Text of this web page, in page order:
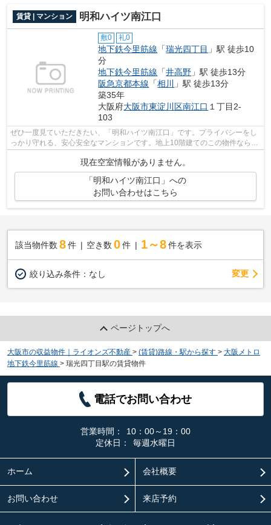
賃貸 | マンション 明和ハイツ南江口
敷0 礼0
地下鉄今里筋線 「瑞光四丁目 」駅 徒歩10
分
地下鉄今里筋線 「井高野 」駅 徒歩13分
阪急京都本線 「相川 」駅 徒歩13分
築35年
大阪府大阪市東淀川区南江口 １丁目2-
103
ぜひ一度見ていただきたい、「明和ハイツ南江口」です。プライバシーをし
っかり守れる、安心安全なマンションです。地上10階建てのこの物件なら景
色もバッチリです。通勤やお出かけに...
現在空室情報がありません。
「明和ハイツ南江口」への
お問い合わせはこちら
該当物件数 8件 空き数 0 件 1～8 件を表示
絞り込み条件： なし 変更
ページトップへ
大阪市の収益物件｜ライオンズ不動産 > (賃貸)路線・駅から探す > 大阪メトロ
地下鉄今里筋線 > 瑞光四丁目駅の賃貸物件
電話でお問い合わせ
営業時間：
10：00～19：00
定休日：
毎週水曜日
ホーム 会社概要
お問い合わせ 来店予約